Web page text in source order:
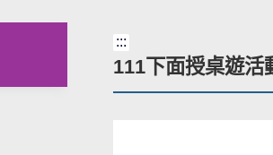
:::
111下面授桌遊活